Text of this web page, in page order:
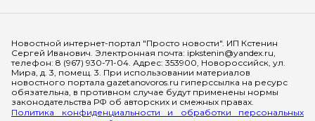
Новостной интернет-портал "Просто новости". ИП Кстенин
Сергей Иванович. Электронная почта: ipkstenin@yandex.ru,
телефон: 8 (967) 930-71-04. Адрес: 353900, Новороссийск, ул.
Мира, д. 3, помещ. 3. При использовании материалов
новостного портала gazetanovoros.ru гиперссылка на ресурс
обязательна, в противном случае будут применены нормы
законодательства РФ об авторских и смежных правах.
Политика конфиденциальности и обработки персональных